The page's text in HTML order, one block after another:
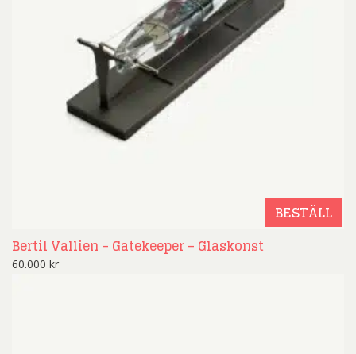
BESTÄLL
Bertil Vallien – Gatekeeper – Glaskonst
60.000 kr